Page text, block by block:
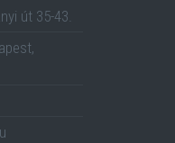
út 35-43.